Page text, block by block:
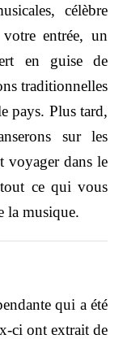
célèbre
entrée, un
en guise de
traditionnelles
pays. Plus tard,
sur les
voyager dans le
ce qui vous
la musique.
qui a été
ci ont extrait de